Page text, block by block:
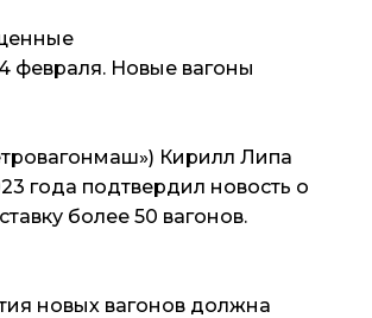
февраля. Новые вагоны
Кирилл Липа
года подтвердил новость о
более 50 вагонов.
новых вагонов должна